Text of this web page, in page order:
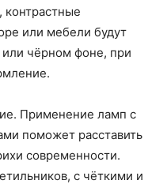
или мебели будут
чёрном фоне, при
Применение ламп с
поможет расставить
современности.
с чёткими и